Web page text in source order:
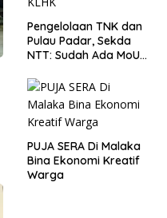
Pengelolaan TNK dan
Pulau Padar, Sekda
NTT: Sudah Ada MoU
KLHK
PUJA SERA Di Malaka
Bina Ekonomi Kreatif
Warga